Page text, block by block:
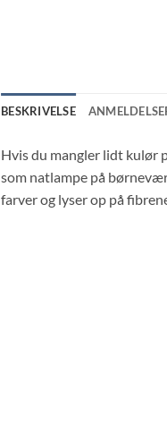
BESKRIVELSE
Hvis du mangler lidt kulør
som natlampe på
farver og lyser op på